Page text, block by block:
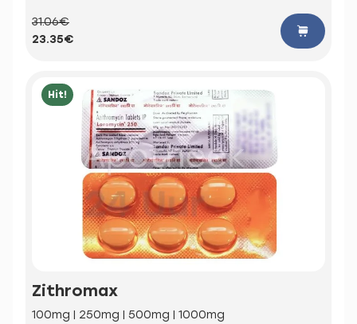
31.06€
23.35€
Hit!
Zithromax
100mg | 250mg | 500mg | 1000mg